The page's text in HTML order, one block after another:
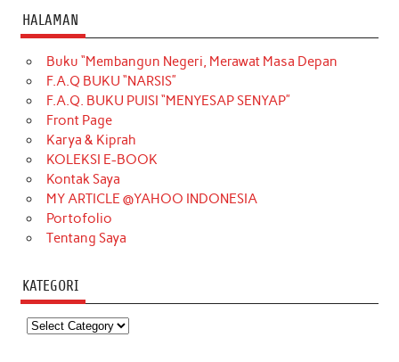
HALAMAN
Buku “Membangun Negeri, Merawat Masa Depan
F.A.Q BUKU “NARSIS”
F.A.Q. BUKU PUISI “MENYESAP SENYAP”
Front Page
Karya & Kiprah
KOLEKSI E-BOOK
Kontak Saya
MY ARTICLE @YAHOO INDONESIA
Portofolio
Tentang Saya
KATEGORI
Kategori